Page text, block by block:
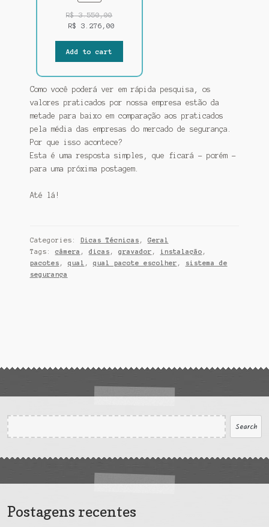
ON
SALE
R$3.550,00
R$
3.276,00
Add to cart
Como você poderá ver em rápida pesquisa, os
valores praticados por nossa empresa estão da
metade para baixo em comparação aos praticados
pela média das empresas do mercado de segurança.
Por que isso acontece?
Esta é uma resposta simples, que ficará – porém –
para uma próxima postagem.
Até lá!
Categories: Dicas Técnicas , Geral
Tags: câmera , dicas , gravador , instalação ,
pacotes , qual , qual pacote escolher ,
sistema de
segurança
Search
Search
Postagens recentes